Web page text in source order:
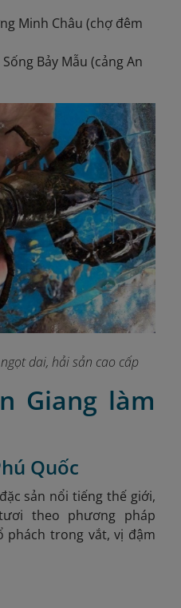
Minh Châu (chợ đêm
Bảy Mẫu (cảng An
dai, hải sản cao cấp
Giang làm
Quốc
sản nổi tiếng thế giới,
theo phương pháp
phách trong vắt, vị đậm